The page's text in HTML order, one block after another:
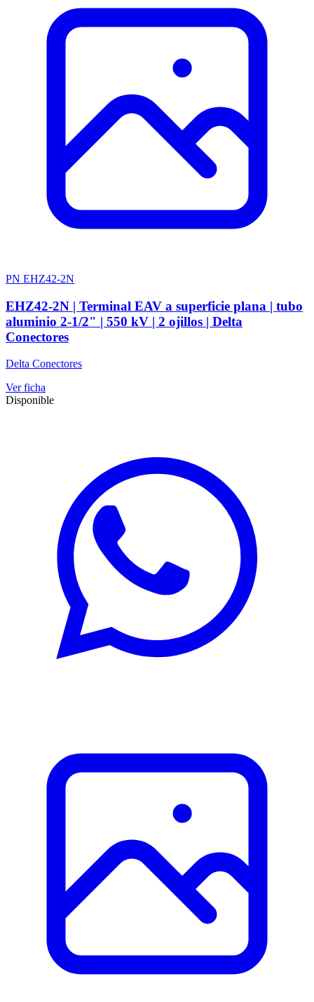
PN EHZ42-2N
EHZ42-2N | Terminal EAV a superficie plana | tubo
aluminio 2-1/2" | 550 kV | 2 ojillos | Delta
Conectores
Delta Conectores
Ver ficha
Disponible